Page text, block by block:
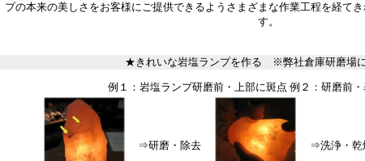
プの本来の美しさをお客様にご提供できるようさまざまな作業工程を経て
す。
★きれいな岩塩ランプを作る ※弊社倉庫研磨場に
例１：岩塩ランプ研磨前・上部に斑点 例２：研磨前
⇒研磨・除去 ⇒洗浄・乾